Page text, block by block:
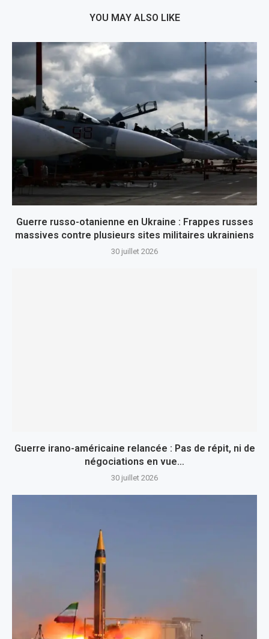
YOU MAY ALSO LIKE
Guerre russo-otanienne en Ukraine : Frappes russes
massives contre plusieurs sites militaires ukrainiens
30 juillet 2026
Guerre irano-américaine relancée : Pas de répit, ni de
négociations en vue…
30 juillet 2026